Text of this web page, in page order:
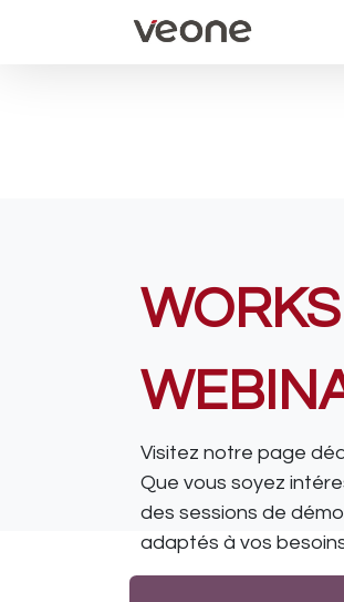
Visitez notre page
Que vous soyez
des sessions de
adaptés à vos